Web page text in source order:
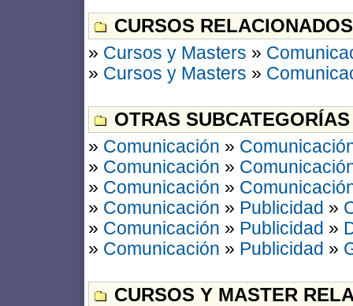
CURSOS
» Cursos y Masters »
» Cursos y Masters »
OTRAS
» Comunicación »
» Comunicación »
» Comunicación »
» Comunicación » Publicidad »
» Comunicación » Publicidad »
» Comunicación » Publicidad »
CURSOS Y MASTER